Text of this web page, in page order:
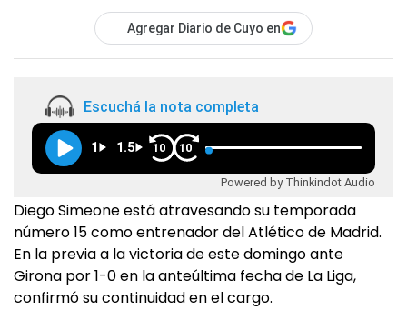
Agregar Diario de Cuyo en
Escuchá la nota completa
1 1.5 10 10
Powered by Thinkindot Audio
Diego Simeone está atravesando su temporada
número 15 como entrenador del Atlético de Madrid.
En la previa a la victoria de este domingo ante
Girona por 1-0 en la anteúltima fecha de La Liga,
confirmó su continuidad en el cargo.